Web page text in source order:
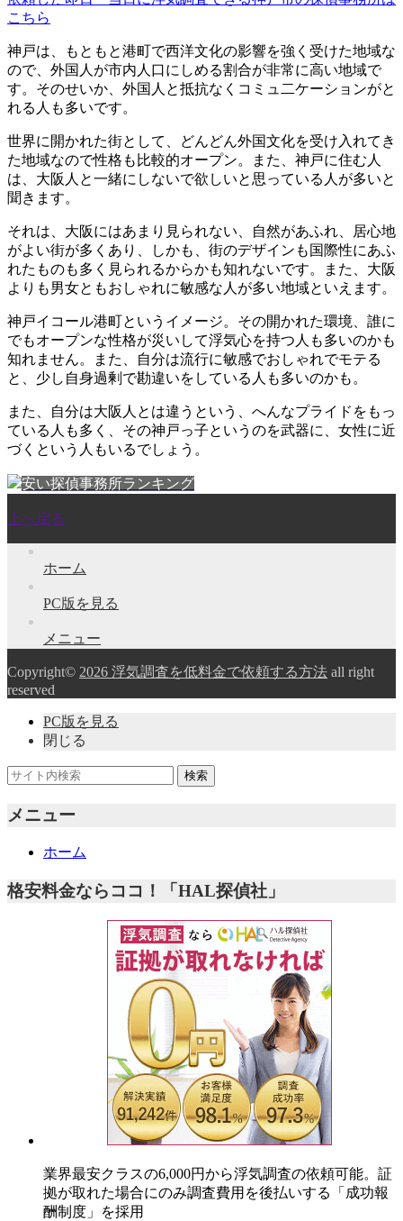
こちら
神戸は、もともと港町で西洋文化の影響を強く受けた地域な
ので、外国人が市内人口にしめる割合が非常に高い地域で
す。そのせいか、外国人と抵抗なくコミュ二ケーションがと
れる人も多いです。
世界に開かれた街として、どんどん外国文化を受け入れてき
た地域なので性格も比較的オープン。また、神戸に住む人
は、大阪人と一緒にしないで欲しいと思っている人が多いと
聞きます。
それは、大阪にはあまり見られない、自然があふれ、居心地
がよい街が多くあり、しかも、街のデザインも国際性にあふ
れたものも多く見られるからかも知れないです。また、大阪
よりも男女ともおしゃれに敏感な人が多い地域といえます。
神戸イコール港町というイメージ。その開かれた環境、誰に
でもオープンな性格が災いして浮気心を持つ人も多いのかも
知れません。また、自分は流行に敏感でおしゃれでモテる
と、少し自身過剰で勘違いをしている人も多いのかも。
また、自分は大阪人とは違うという、へんなプライドをもっ
ている人も多く、その神戸っ子というのを武器に、女性に近
づくという人もいるでしょう。
安い探偵事務所ランキング
上へ戻る
ホーム
PC版を見る
メニュー
Copyright© 2026 浮気調査を低料金で依頼する方法 all right
reserved
PC版を見る
閉じる
メニュー
ホーム
格安料金ならココ！「HAL探偵社」
業界最安クラスの6,000円から浮気調査の依頼可能。証
拠が取れた場合にのみ調査費用を後払いする「成功報
酬制度」を採用